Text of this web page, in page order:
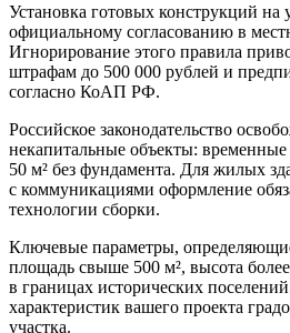
Установка готовых конструкций на
официальному согласованию в
Игнорирование этого правила
штрафам до 500 000 рублей и
согласно КоАП РФ.
Российское законодательство
некапитальные объекты:
50 м² без фундамента. Для жилых
с коммуникациями оформление
технологии сборки.
Ключевые параметры,
площадь свыше 500 м², высота
в границах исторических
характеристик вашего проекта
участка.